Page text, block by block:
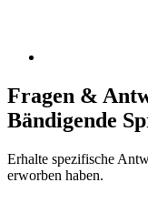
Fragen &
Bändigende
Erhalte spezifische
erworben haben.